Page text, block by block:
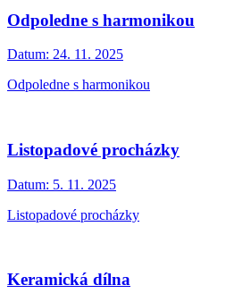
Odpoledne s harmonikou
Datum: 24. 11. 2025
Odpoledne s harmonikou
Listopadové procházky
Datum: 5. 11. 2025
Listopadové procházky
Keramická dílna